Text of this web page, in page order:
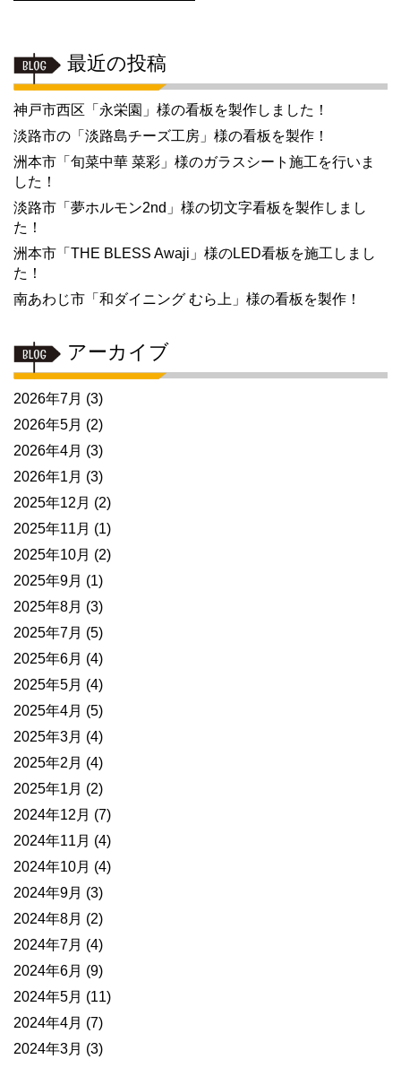
最近の投稿
神戸市西区「永栄園」様の看板を製作しました！
淡路市の「淡路島チーズ工房」様の看板を製作！
洲本市「旬菜中華 菜彩」様のガラスシート施工を行いま
した！
淡路市「夢ホルモン2nd」様の切文字看板を製作しまし
た！
洲本市「THE BLESS Awaji」様のLED看板を施工しまし
た！
南あわじ市「和ダイニング むら上」様の看板を製作！
アーカイブ
2026年7月 (3)
2026年5月 (2)
2026年4月 (3)
2026年1月 (3)
2025年12月 (2)
2025年11月 (1)
2025年10月 (2)
2025年9月 (1)
2025年8月 (3)
2025年7月 (5)
2025年6月 (4)
2025年5月 (4)
2025年4月 (5)
2025年3月 (4)
2025年2月 (4)
2025年1月 (2)
2024年12月 (7)
2024年11月 (4)
2024年10月 (4)
2024年9月 (3)
2024年8月 (2)
2024年7月 (4)
2024年6月 (9)
2024年5月 (11)
2024年4月 (7)
2024年3月 (3)